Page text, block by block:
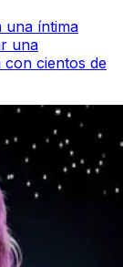
una íntima
una
con cientos de